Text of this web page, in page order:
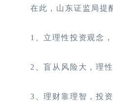
在此，山东证监局提
1 、立理性投资观念
2 、盲从风险大，理
3 、理财靠理智，投